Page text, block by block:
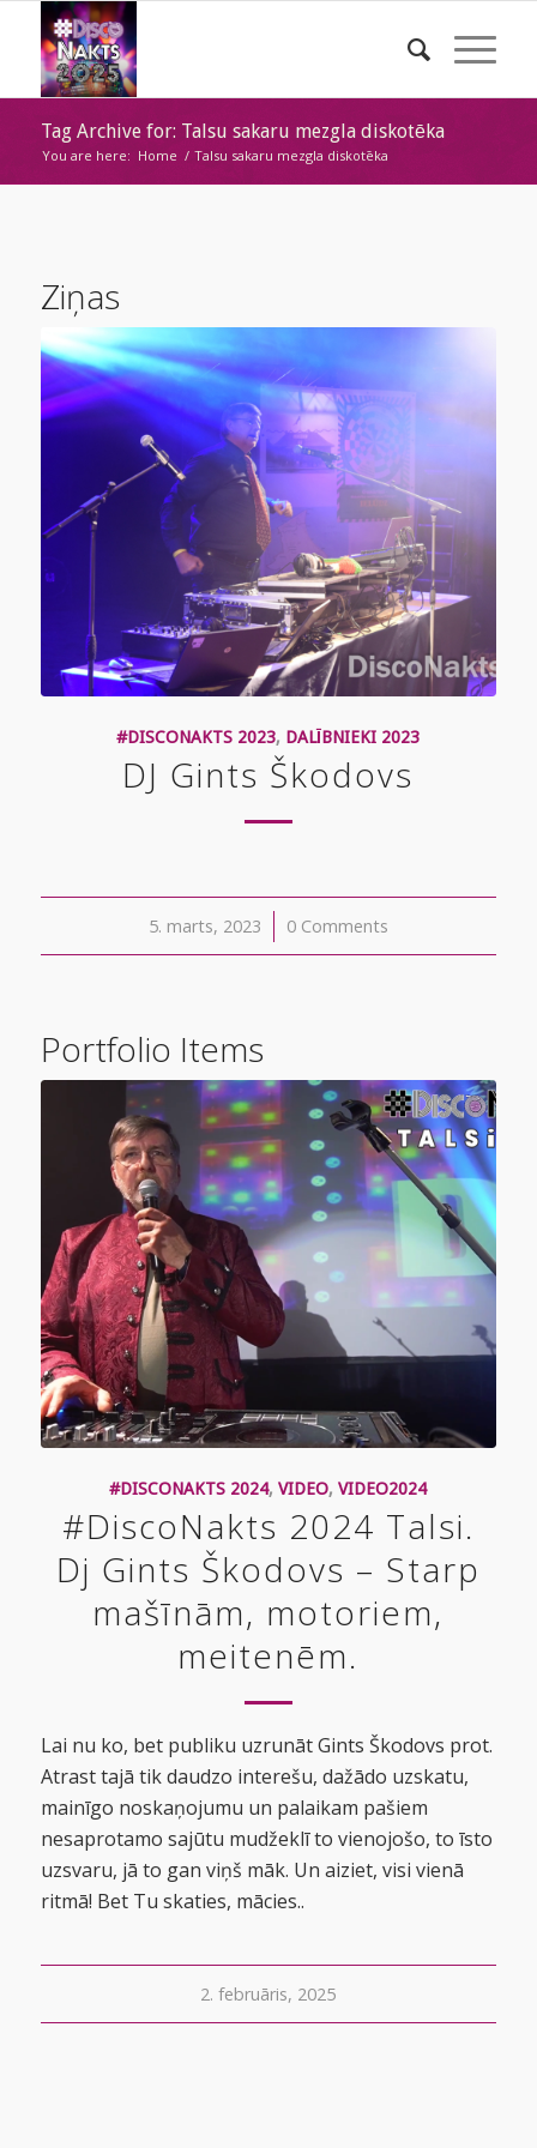
Tag Archive for: Talsu sakaru mezgla diskotēka
You are here: Home / Talsu sakaru mezgla diskotēka
Ziņas
#DISCONAKTS 2023, DALĪBNIEKI 2023
DJ Gints Škodovs
5. marts, 2023
/ 0 Comments
Portfolio Items
#DISCONAKTS 2024,VIDEO,VIDEO2024
#DiscoNakts 2024 Talsi.
Dj Gints Škodovs – Starp
mašīnām, motoriem,
meitenēm.
Lai nu ko, bet publiku uzrunāt Gints Škodovs prot.
Atrast tajā tik daudzo interešu, dažādo uzskatu,
mainīgo noskaņojumu un palaikam pašiem
nesaprotamo sajūtu mudžeklī to vienojošo, to īsto
uzsvaru, jā to gan viņš māk. Un aiziet, visi vienā
ritmā! Bet Tu skaties, mācies..
2. februāris, 2025